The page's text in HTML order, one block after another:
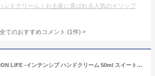
ンドクリーム｜お土産に喜ばれる人気のイソップ
全てのおすすめコメント (1件) >
GREEN NATION LIFE -インテンシブ ハンドクリーム 50ml スイートオレンジ&レモングラス